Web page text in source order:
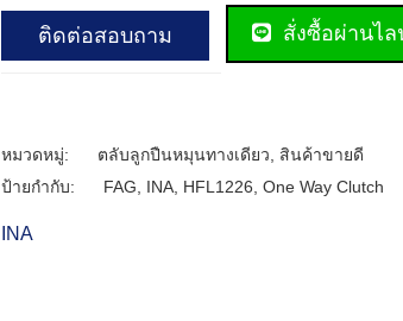
ติดต่อสอบถาม สั่งซื้อผ่านไล
หมวดหมู่: ตลับลูกปืนหมุนทางเดียว
สินค้าขายดี
ป้ายกำกับ:
FAG INA HFL1226 One Way Clutch
INA